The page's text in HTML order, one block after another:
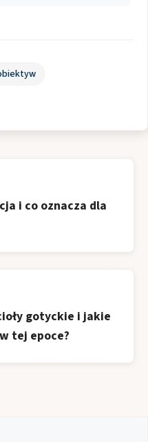
i co oznacza dla
gotyckie i jakie
tej epoce?